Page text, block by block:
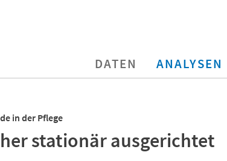
DATEN ANALYSEN
in der Pflege
stationär ausgerichtet